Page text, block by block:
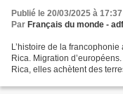
Publié le 20/03/2025 à 17:37
Par Français du monde -
L’histoire de la
Rica. Migration
Rica, elles achètent des